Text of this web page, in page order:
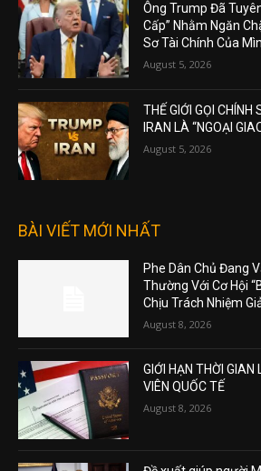
Ông Trump Đã
Cấp” Nhằm Ngăn
Sơ Tài Chính Của
August 5, 2026
THẾ GIỚI GỌI
IRAN LÀ “NGOẠI
August 5, 2026
BÀI VIẾT MỚI NHẤT
Phe Dân Chủ Đang
Thường Với Cơ Hội
Chịu Trách Nhiệm
August 8, 2026
GIỚI HẠN THỜI GIAN
VIÊN QUỐC TẾ
August 8, 2026